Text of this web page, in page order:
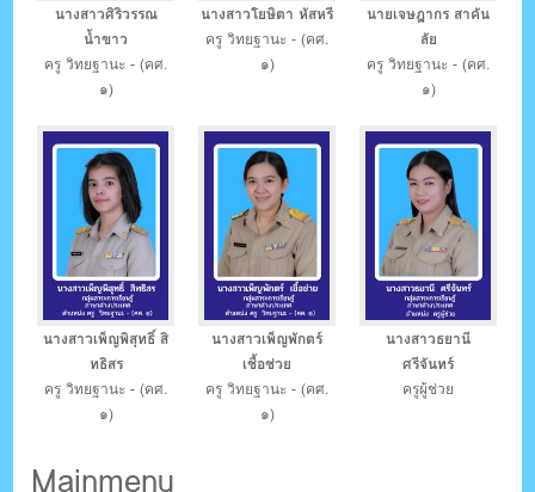
นางสาวศิริวรรณ
น้ำขาว
ครู วิทยฐานะ - (คศ.
๑)
นางสาวโยษิตา หัสหรี
ครู วิทยฐานะ - (คศ.
๑)
นายเจษฎากร สาคัน
ลัย
ครู วิทยฐานะ - (คศ.
๑)
นางสาวเพ็ญพิสุทธิ์ สิ
ทธิสร
ครู วิทยฐานะ - (คศ.
๑)
นางสาวเพ็ญพักตร์
เชื้อช่วย
ครู วิทยฐานะ - (คศ.
๑)
นางสาวธยานี
ศรีจันทร์
ครูผู้ช่วย
Mainmenu